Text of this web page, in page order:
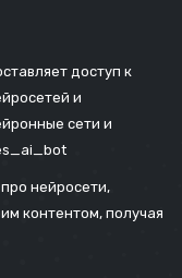
доступ к
и
сети и
нейросети,
контентом, получая